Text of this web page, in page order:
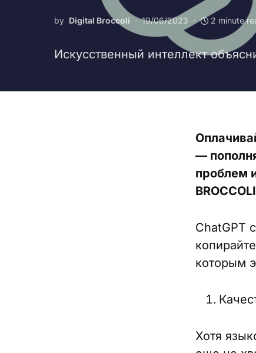
by Digital Broccoli 19/06/2023 2 minute
Искусственный интеллект
—
проблем
ChatGPT
которым
Хотя